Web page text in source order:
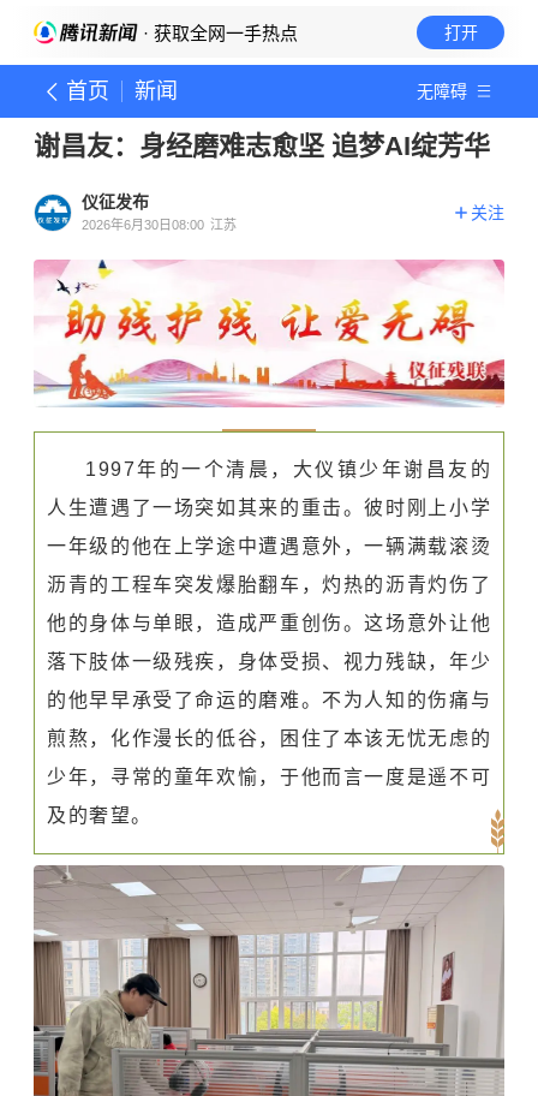
· 获取全网一手热点 打开
首页 新闻 无障碍
谢昌友：身经磨难志愈坚 追梦AI绽芳华
仪征发布
2026年6月30日08:00 江苏
关注
1997年的一个清晨， 大仪镇少年谢昌友的
人生遭遇了一场突如其来的重击。彼时刚上小学
一年级的他在上学途中遭遇意外，一辆满载滚烫
沥青的工程车突发爆胎翻车，灼热的沥青灼伤了
他的身体与单眼，造成严重创伤。这场意外让他
落下肢体一级残疾，身体受损、视力残缺，年少
的他早早承受了命运的磨难。不为人知的伤痛与
煎熬，化作漫长的低谷，困住了本该无忧无虑的
少年，寻常的童年欢愉，于他而言一度是遥不可
及的奢望。